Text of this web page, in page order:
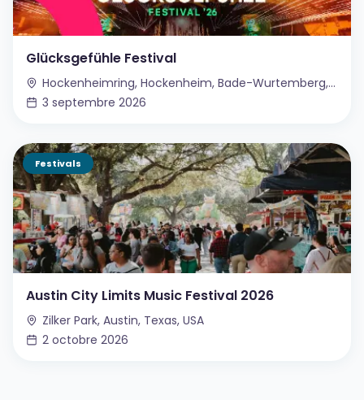
Glücksgefühle Festival
Hockenheimring, Hockenheim, Bade-Wurtemberg, Allemagne
3 septembre 2026
Festivals
Austin City Limits Music Festival 2026
Zilker Park, Austin, Texas, USA
2 octobre 2026